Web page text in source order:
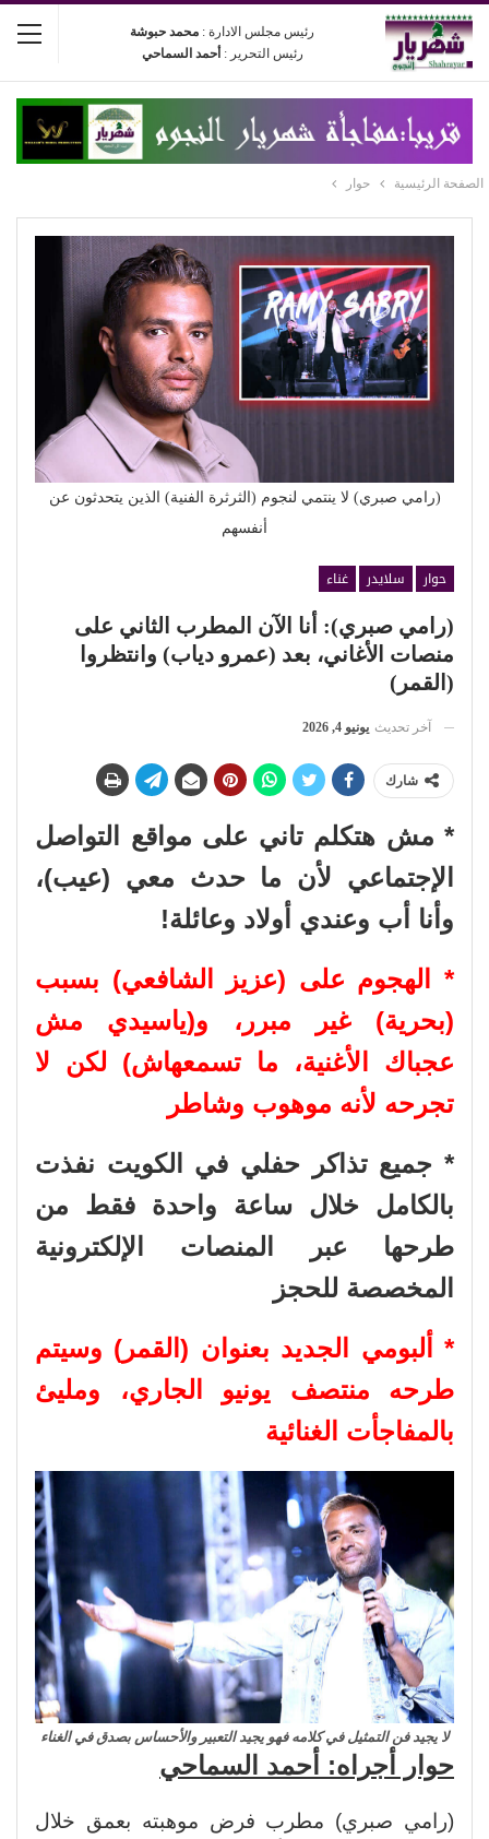
رئيس مجلس الادارة : محمد حبوشة
رئيس التحرير : أحمد السماحي
الصفحة الرئيسية حوار
(رامي صبري) لا ينتمي لنجوم (الثرثرة الفنية) الذين يتحدثون عن
أنفسهم
حوار سلايدر
غناء
(رامي صبري): أنا الآن المطرب الثاني على
منصات الأغاني، بعد (عمرو دياب) وانتظروا
(القمر)
آخر تحديث يونيو 4, 2026
شارك
* مش هتكلم تاني على مواقع التواصل
الإجتماعي لأن ما حدث معي (عيب)،
وأنا أب وعندي أولاد وعائلة!
* الهجوم على (عزيز الشافعي) بسبب
(بحرية) غير مبرر، و(ياسيدي مش
عجباك الأغنية، ما تسمعهاش) لكن لا
تجرحه لأنه موهوب وشاطر
* جميع تذاكر حفلي في الكويت نفذت
بالكامل خلال ساعة واحدة فقط من
طرحها عبر المنصات الإلكترونية
المخصصة للحجز
* ألبومي الجديد بعنوان (القمر) وسيتم
طرحه منتصف يونيو الجاري، ومليئ
بالمفاجأت الغنائية
لا يجيد فن التمثيل في كلامه فهو يجيد التعبير والأحساس بصدق في الغناء
حوار أجراه: أحمد السماحي
(رامي صبري) مطرب فرض موهبته بعمق خلال